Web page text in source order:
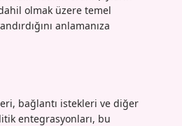
olmak üzere temel
anlamanıza
bağlantı istekleri ve diğer
entegrasyonları, bu